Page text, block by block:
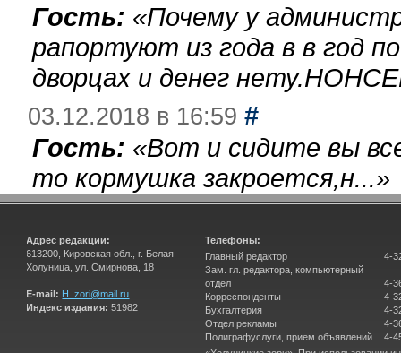
Гость: «Почему у
рапортуют из года в в год
дворцах и денег
03.12.2018 в 16:59 #
Гость: «Вот и сидите вы
то кормушка закроется,н...»
Адрес редакции:
613200, Кировская обл., г. Белая
Холуница, ул. Смирнова, 18
E-mail: H_zori@mail.ru
Индекс издания: 51982
Телефоны:
Главный редактор
Зам. гл. редактора, компьютерный
отдел
Корреспонденты
Бухгалтерия
Отдел рекламы
Полиграфуслуги, прием объявлений
4-
4-
4-
4-
4-
4-